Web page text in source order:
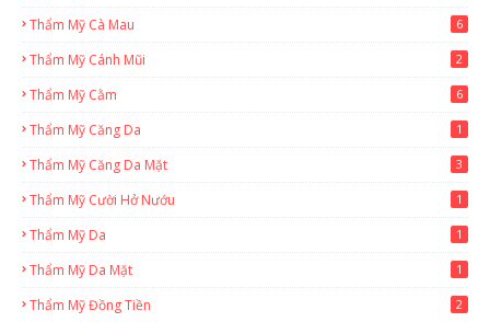
Thẩm Mỹ Cà Mau 6
Thẩm Mỹ Cánh Mũi 2
Thẩm Mỹ Cằm 6
Thẩm Mỹ Căng Da 1
Thẩm Mỹ Căng Da Mặt 3
Thẩm Mỹ Cười Hở Nướu 1
Thẩm Mỹ Da 1
Thẩm Mỹ Da Mặt 1
Thẩm Mỹ Đồng Tiền 2